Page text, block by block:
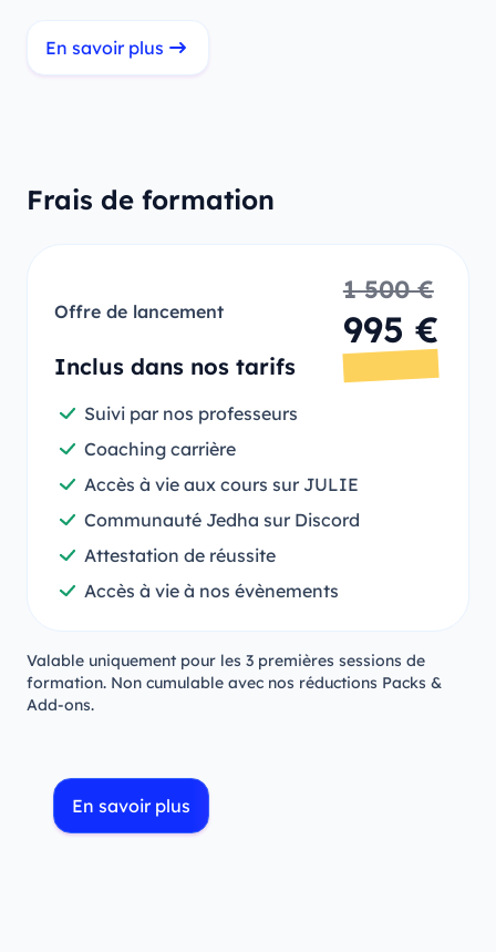
En savoir plus
Frais de formation
Offre de lancement
1 500 €
995 €
Inclus dans nos tarifs
Suivi par nos professeurs
Coaching carrière
Accès à vie aux cours sur JULIE
Communauté Jedha sur Discord
Attestation de réussite
Accès à vie à nos évènements
Valable uniquement pour les 3 premières sessions de
formation. Non cumulable avec nos réductions Packs &
Add-ons.
En savoir plus